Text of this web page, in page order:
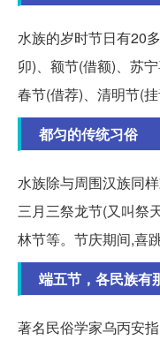
水族的岁时节日有20
卯)、额节(借额)、苏
春节(借荐)、清明节(挂
都匀的传统习俗
水族除与周围汉族同
三月三祭龙节(又叫祭
林节等。节庆期间,喜
端五节，各民族有
著名民俗学家乌丙安